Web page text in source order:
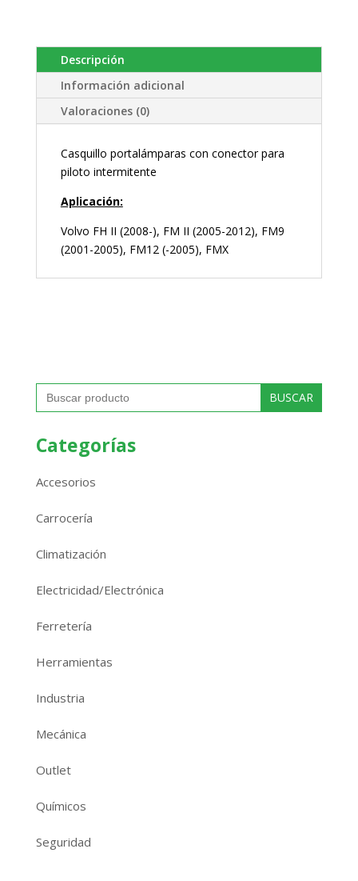
Descripción
Información adicional
Valoraciones (0)
Casquillo portalámparas con conector para
piloto intermitente
Aplicación:
Volvo FH II (2008-), FM II (2005-2012), FM9
(2001-2005), FM12 (-2005), FMX
Buscar:
Categorías
Accesorios
Carrocería
Climatización
Electricidad/Electrónica
Ferretería
Herramientas
Industria
Mecánica
Outlet
Químicos
Seguridad